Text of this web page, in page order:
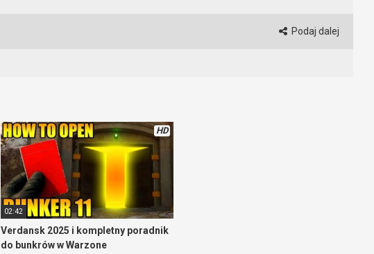
Podaj dalej
HD
02:42
Verdansk 2025 i kompletny poradnik
do bunkrów w Warzone